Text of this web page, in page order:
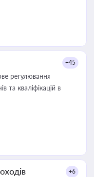
+45
регулювання
та кваліфікацій в
+6